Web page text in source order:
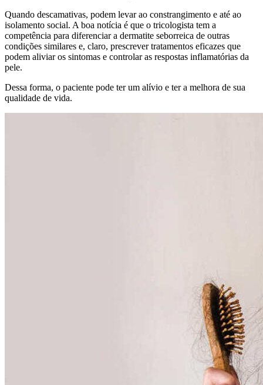
Quando descamativas, podem levar ao constrangimento e até ao
isolamento social. A boa notícia é que o tricologista tem a
competência para diferenciar a dermatite seborreica de outras
condições similares e, claro, prescrever tratamentos eficazes que
podem aliviar os sintomas e controlar as respostas inflamatórias da
pele.
Dessa forma, o paciente pode ter um alívio e ter a melhora de sua
qualidade de vida.